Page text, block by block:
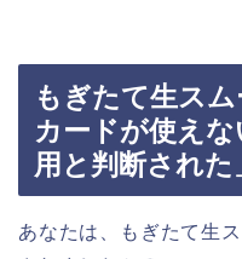
もぎたて生ス
カードが使えな
用と判断された
あなたは、もぎたて生